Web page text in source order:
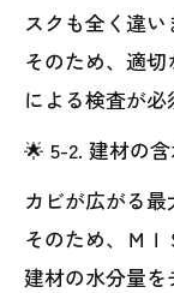
スクも全く違い
そのため、適
による検査が
🌟 5-2. 建材の
カビが広がる最
そのため、Ｍ
建材の水分量